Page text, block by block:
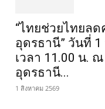
“ไทยช่วยไทยล
อุดรธานี” วันที่
เวลา 11.00 น.
อุดรธานี...
1 สิงหาคม 2569